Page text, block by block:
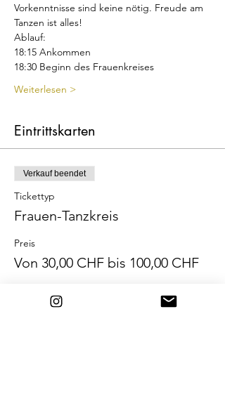
Vorkenntnisse sind keine nötig. Freude am
Tanzen ist alles!
Ablauf:
18:15 Ankommen
18:30 Beginn des Frauenkreises
Weiterlesen >
Eintrittskarten
Verkauf beendet
Tickettyp
Frauen-Tanzkreis
Preis
Von 30,00 CHF bis 100,00 CHF
Wenigverdiener